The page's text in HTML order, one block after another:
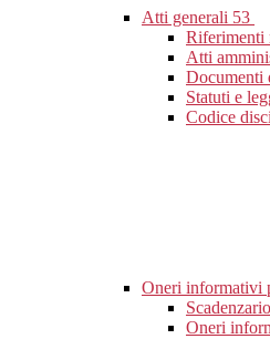
Atti generali 53
Riferimenti
Atti
Documenti
Statuti e
Codice
Oneri informativi
Oneri